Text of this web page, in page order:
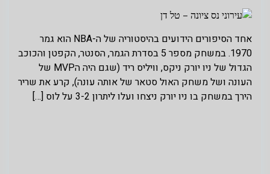
אחד הסיפורים הידועים בהיסטוריה של ה-NBA הוא גמר
1970. במשחק מספר 5 בסדרת הגמר, הסנטר, הקפטן והכוכב
הגדול של ניו יורק ניקס, וויליס ריד (שגם היה הMVP של
העונה ושל משחק האול סטאר של אותה עונה), קרע את שריר
הירך במשחק בו ניו יורק ניצחו ועלו ליתרון 3-2 על לוס […]